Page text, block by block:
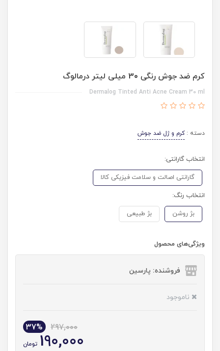
کرم ضد جوش رنگی 30 میلی لیتر درمالوگ
Dermalog Tinted Anti Acne Cream 30 ml
دسته :کرم و ژل ضد جوش
انتخاب گارانتی:
گارانتی اصالت و سلامت فیزیکی کالا
انتخاب رنگ:
بژ روشن بژ طبیعی
ویژگی‌های محصول
فروشنده: پارسین
ناموجود
297,000
37%
190,000 تومان